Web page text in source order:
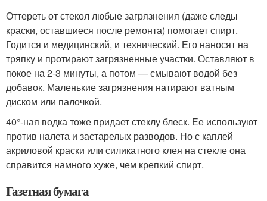
Оттереть от стекол любые загрязнения (даже следы
краски, оставшиеся после ремонта) помогает спирт.
Годится и медицинский, и технический. Его наносят на
тряпку и протирают загрязненные участки. Оставляют в
покое на 2-3 минуты, а потом — смывают водой без
добавок. Маленькие загрязнения натирают ватным
диском или палочкой.
40°-ная водка тоже придает стеклу блеск. Ее используют
против налета и застарелых разводов. Но с каплей
акриловой краски или силикатного клея на стекле она
справится намного хуже, чем крепкий спирт.
Газетная бумага